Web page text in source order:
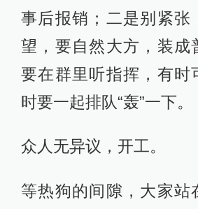
事后报销；二是别紧张
望，要自然大方，装成
要在群里听指挥，有时
时要一起排队“轰”一下。
众人无异议，开工。
等热狗的间隙，大家站